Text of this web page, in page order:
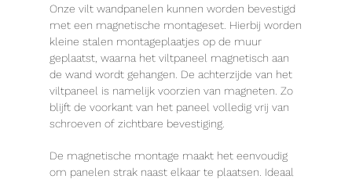
Onze vilt wandpanelen kunnen worden bevestigd
met een magnetische montageset. Hierbij worden
kleine stalen montageplaatjes op de muur
geplaatst, waarna het viltpaneel magnetisch aan
de wand wordt gehangen. De achterzijde van het
viltpaneel is namelijk voorzien van magneten. Zo
blijft de voorkant van het paneel volledig vrij van
schroeven of zichtbare bevestiging.
De magnetische montage maakt het eenvoudig
om panelen strak naast elkaar te plaatsen. Ideaal